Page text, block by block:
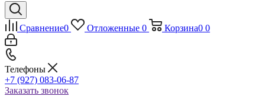
Сравнение0 Отложенные 0 Корзина0 0
Телефоны
+7 (927) 083-06-87
Заказать звонок